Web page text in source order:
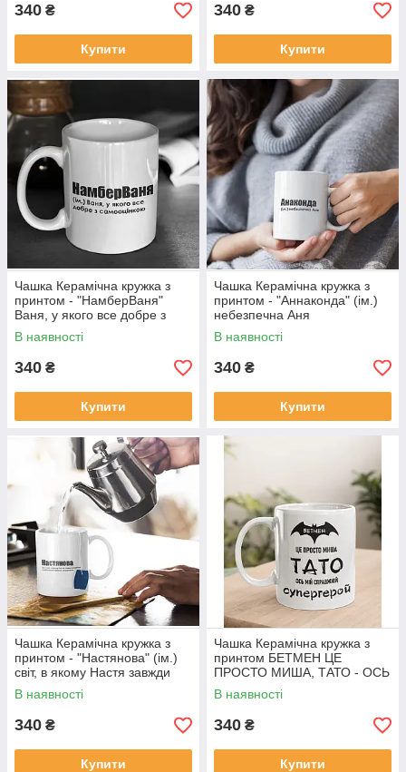
340 ₴
Купити
340 ₴
Купити
Чашка Керамічна кружка з
принтом - "НамберВаня"
Ваня, у якого все добре з
самооцінкою
В наявності
340 ₴
Купити
Чашка Керамічна кружка з
принтом - "Аннаконда" (ім.)
небезпечна Аня
В наявності
340 ₴
Купити
Чашка Керамічна кружка з
принтом - "Настянова" (ім.)
світ, в якому Настя завжди
розквітає
В наявності
340 ₴
Купити
Чашка Керамічна кружка з
принтом БЕТМЕН ЦЕ
ПРОСТО МИША, ТАТО - ОСЬ
МІЙ СПРАВЖНІЙ
СУПЕРГЕРОЙ
В наявності
340 ₴
Купити